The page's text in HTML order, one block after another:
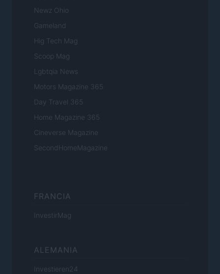
Newz Ohio
Gameland
Hig Tech Mag
Scoop Mag
Lgbtqia News
Motors Magazine 365
Day Travel 365
Home Magazine 365
Cineverse Magazine
SecondHomeMagazine
FRANCIA
InvestirMag
ALEMANIA
Investieren24